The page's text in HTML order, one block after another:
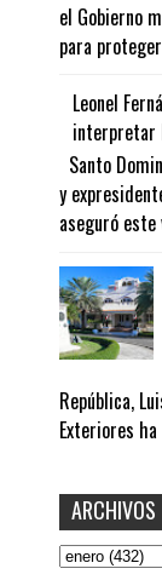
el Gobierno
para
Leonel
interpretar
Santo
y
aseguró
República,
Exteriores
ARCHIVOS